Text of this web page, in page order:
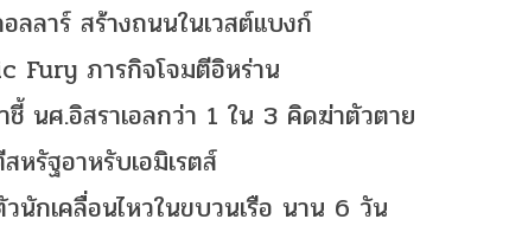
ลลาร์ สร้างถนนในเวสต์แบงก์
Fury ภารกิจโจมตีอิหร่าน
นศ.อิสราเอลกว่า 1 ใน 3 คิดฆ่าตัวตาย
หรัฐอาหรับเอมิเรตส์
นักเคลื่อนไหวในขบวนเรือ นาน 6 วัน